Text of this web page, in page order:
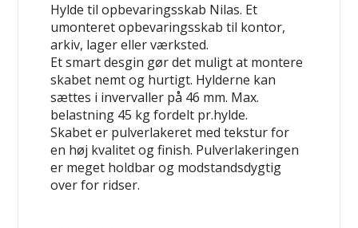
Hylde til opbevaringsskab Nilas. Et
umonteret opbevaringsskab til kontor,
arkiv, lager eller værksted.
Et smart desgin gør det muligt at montere
skabet nemt og hurtigt. Hylderne kan
sættes i invervaller på 46 mm. Max.
belastning 45 kg fordelt pr.hylde.
Skabet er pulverlakeret med tekstur for
en høj kvalitet og finish. Pulverlakeringen
er meget holdbar og modstandsdygtig
over for ridser.